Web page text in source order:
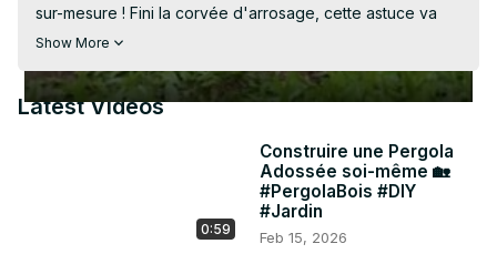
sur-mesure ! Fini la corvée d'arrosage, cette astuce va
révolutionner l'entretien de votre potager.
transformer de simples tuyaux en un système d'irrigation
efficace. En quelques minutes, vous apprendrez à
les connecter pour offrir à vos plantes l'eau dont elles ont
besoin, sans effort et sans gaspillage. C'est le projet de
bricolage parfait pour tous les jardiniers !
Show More
Latest Videos
0:59
Construire une Pergola
Adossée soi-même 🏡
#PergolaBois #DIY
#Jardin
Feb 15, 2026